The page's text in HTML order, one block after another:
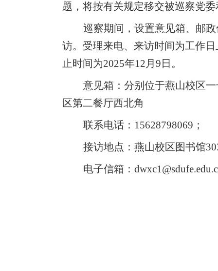
题，将按有关规定移交被巡察党
巡察期间，设置意见箱、邮
访。受理来电、来访时间为工作日
止时间为2025年12月 9 日。
意见箱：分别位于燕山校区
区第二餐厅西北角
联系电话： 15628798069 ；
接访地点：燕山校区图书馆
电子信箱：